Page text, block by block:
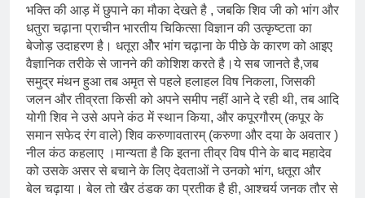
भक्ति की आड़ में छुपाने का मौका देखते है , जबकि शिव जी को भांग और
धतुरा चढ़ाना प्राचीन भारतीय चिकित्सा विज्ञान की उत्कृष्टता का
बेजोड़ उदाहरण है। धतूरा औेर भांग चढ़ाना के पीछे के कारण को आइए
वैज्ञानिक तरीके से जानने की कोशिश करते है।‌ये सब जानते है,जब
समुद्र मंथन हुआ तब अमृत से पहले हलाहल विष निकला, जिसकी
जलन और तीव्रता किसी को अपने समीप नहीं आने दे रही थी, तब आदि
योगी शिव ने उसे अपने कंठ में स्थान किया, और कपूरगौरम् (कपूर के
समान सफेद रंग वाले) शिव करुणावतारम् (करुणा और दया के अवतार )
नील कंठ कहलाए ।मान्यता है कि इतना तीव्र विष पीने के बाद महादेव
को उसके असर से बचाने के लिए देवताओं ने उनको भांग, धतूरा और
बेल चढ़ाया। बेल तो खैर ठंडक का प्रतीक है ही, आश्चर्य जनक तौर से